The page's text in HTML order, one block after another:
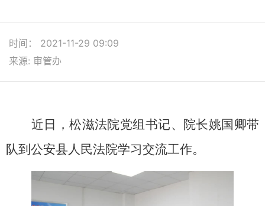
时间： 2021-11-29 09:09
来源: 审管办
近日，松滋法院党组书记、院长姚国卿带
队到公安县人民法院学习交流工作。